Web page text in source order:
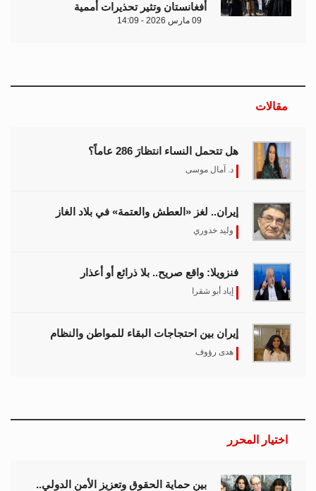
أفغانستان وتثير تحذيرات أممية
09 مارس 2026 - 14:09
مقالات
هل تتحمل النساء انتظارَ 286 عاماً؟
د. آمال موسى
إيران.. لغز «العطش والعتمة» في بلاد الغاز
وليد خدوري
فنزويلا: واقع صريح.. بلا ذرائع أو أعذار
إياد أبو شقرا
إيران بين احتجاجات البقاء للمواطن والنظام
هدى رؤوف
اختيار المحرر
بين حماية الحقوق وتعزيز الأمن الدولي..